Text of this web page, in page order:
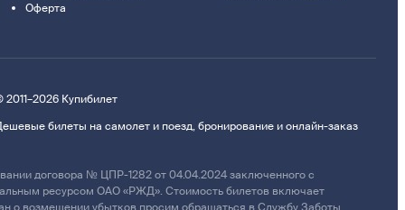
Оферта
2011–2026 Купибилет
билеты на самолет и поезд, бронирование и онлайн-заказ
договора № ЦПР-1282 от 04.04.2024 заключенного с
ресурсом ОАО «РЖД». Стоимость билетов включает